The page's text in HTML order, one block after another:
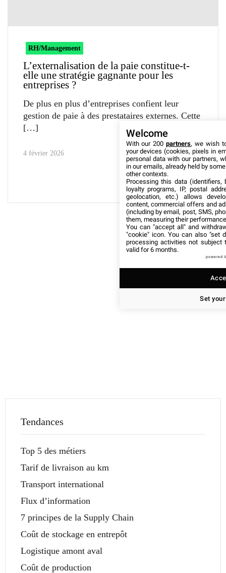
RH/Management
L’externalisation de la paie constitue-t-
elle une stratégie gagnante pour les
entreprises ?
De plus en plus d’entreprises confient leur
gestion de paie à des prestataires externes. Cette
4 février 2026
Tendances
Top 5 des métiers
Tarif de livraison au km
Transport international
Flux d’information
7 principes de la Supply Chain
Coût de stockage en entrepôt
Logistique amont aval
Coût de production
Welcome
With our 200partners, we wish
your devices (cookies, pixels in
personal data with our partners,
in our emails, already held by
other contexts.
Processing this data (identifiers,
loyalty programs, IP, postal
geolocation, etc.) allows
content, commercial offers and
(including by email, post, SMS,
them, measuring their
You can "accept all" and
"cookie" icon. You can also "set
processing activities not subject
valid for 6 months.
powered
Set